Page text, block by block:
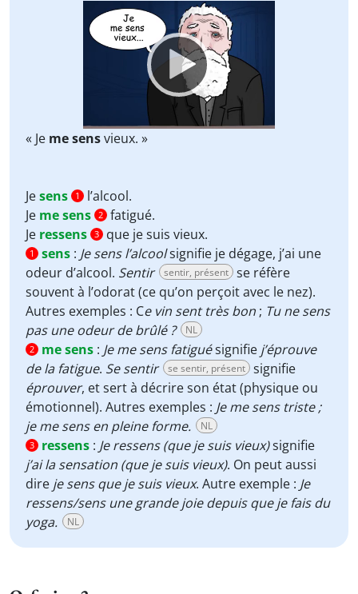
Video
Player
« Je me sensvieux. »
Jesens 1
l’alcool.
Je me sens 2 fatigué.
Je ressens 3 que je suis vieux.
1 sens : Je sens l’alcoolsignifie je dégage, j’ai une
odeur d’alcool. Sentir sentir, présent se réfère
souvent à l’odorat (ce qu’on perçoit avec le nez).
Autres exemples : Ce vin sent très bon ; Tu ne sens
pas une odeur de brûlé ?
NL
2 me sens : Je me sens fatiguésignifie j’éprouve
de la fatigue. Se sentir se sentir, présent signifie
éprouver, et sert à décrire son état (physique ou
émotionnel). Autres exemples : Je me sens triste ;
je me sens en pleine forme.
NL
3 ressens : Je ressens (que je suis vieux)signifie
j’ai la sensation (que je suis vieux). On peut aussi
dire je sens que je suis vieux. Autre exemple : Je
ressens/sens une grande joie depuis que je fais du
yoga.
NL